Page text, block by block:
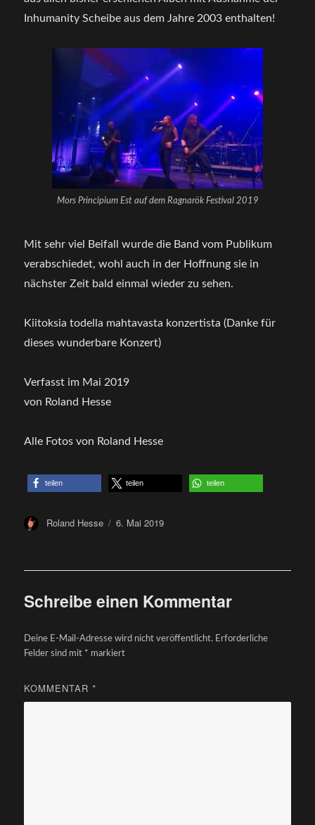
Inhumanity Scheibe aus dem Jahre 2003 enthalten!
Mors Principium Est auf dem Ragnarök Festival 2019
Mit sehr viel Beifall wurde die Band vom Publikum
verabschiedet, wohl auch in der Hoffnung sie in
nächster Zeit bald einmal wieder zu sehen.
Kiitoksia todella mahtavasta konzertista (Danke für
dieses wunderbare Konzert)
Verfasst im Mai 2019
von Roland Hesse
Alle Fotos von Roland Hesse
teilen teilen teilen
Author
Roland Hesse
Posted
6. Mai 2019
Schreibe einen Kommentar
Deine E-Mail-Adresse wird nicht veröffentlicht. Erforderliche
Felder sind mit * markiert
KOMMENTAR *